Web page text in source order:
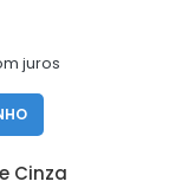
juros
Cinza